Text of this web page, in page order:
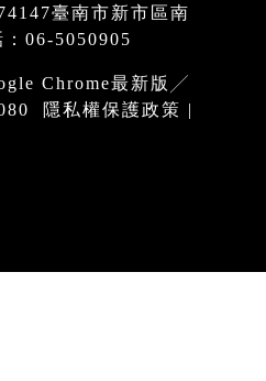
臺南市新市區南
06-5050905
Chrome最新版╱
隱私權保護政策 |